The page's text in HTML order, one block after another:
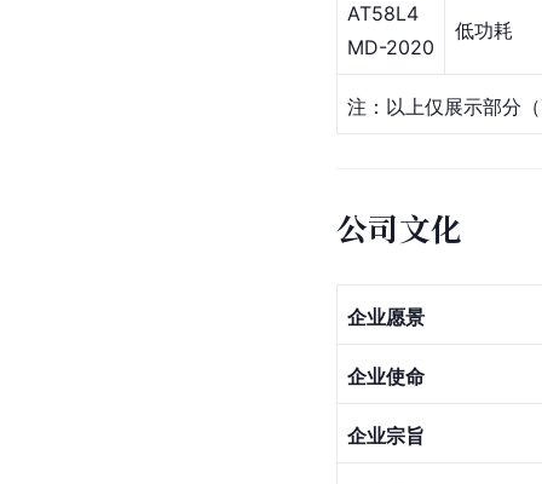
AT58L4
MD-2020
低功耗
注：以上仅展示部分
公司文化
企业愿景
企业使命
企业宗旨